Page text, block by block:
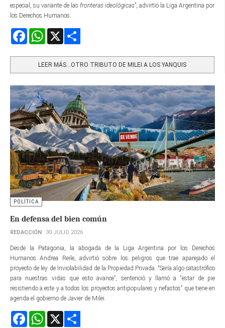
especial, su variante de las fronteras ideológicas”, advirtió la Liga Argentina por
los Derechos Humanos.
FacebookWhatsApp
LEER MÁS…OTRO TRIBUTO DE MILEI A LOS YANQUIS
POLÍTICA
En defensa del bien común
REDACCIÓN 30 JULIO 2026
Desde la Patagonia, la abogada de la Liga Argentina por los Derechos
Humanos Andrea Reile, advirtió sobre los peligros que trae aparejado el
proyecto de ley de Inviolabilidad de la Propiedad Privada. “Sería algo catastrófico
para nuestras vidas que esto avance”, sentenció y llamó a “estar de pie
resistiendo a este y a todos los proyectos antipopulares y nefastos” que tiene en
agenda el gobierno de Javier de Milei.
FacebookWhatsApp